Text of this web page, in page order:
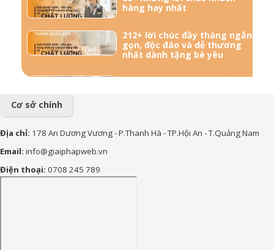
hàng hay nhất
212+ lời chúc đầy tháng ngắn
gọn, độc đáo và dễ thương
nhất dành tặng bé yêu
57+ Những lời chúc bà bầu
thuận lợi hay và ý nghĩa nhất
Cơ sở chính
Địa chỉ: 178 An Dương Vương - P.Thanh Hà - TP.Hội An - T.Quảng Nam
Email: info@giaiphapweb.vn
Điện thoại: 0708 245 789